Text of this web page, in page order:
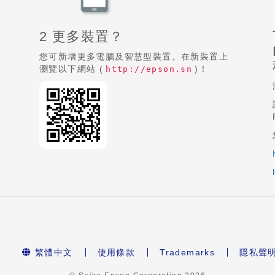
2 更多裝置？
您可新增更多電腦及智慧型裝置。在新裝置上
瀏覽以下網站 ( http://epson.sn )！
繁體中文 使用條款 Trademarks 隱私聲